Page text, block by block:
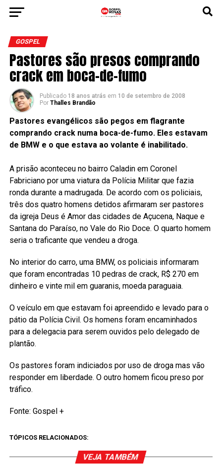
GOSPEL
Pastores são presos comprando
crack em boca-de-fumo
Publicado 18 anos atrás em 10 de setembro de 2008
Por Thalles Brandão
Pastores evangélicos são pegos em flagrante
comprando crack numa boca-de-fumo. Eles estavam
de BMW e o que estava ao volante é inabilitado.
A prisão aconteceu no bairro Caladin em Coronel
Fabriciano por uma viatura da Polícia Militar que fazia
ronda durante a madrugada. De acordo com os policiais,
três dos quatro homens detidos afirmaram ser pastores
da igreja Deus é Amor das cidades de Açucena, Naque e
Santana do Paraíso, no Vale do Rio Doce. O quarto homem
seria o traficante que vendeu a droga.
No interior do carro, uma BMW, os policiais informaram
que foram encontradas 10 pedras de crack, R$ 270 em
dinheiro e vinte mil em guaranis, moeda paraguaia.
O veículo em que estavam foi apreendido e levado para o
pátio da Polícia Civil. Os homens foram encaminhados
para a delegacia para serem ouvidos pelo delegado de
plantão.
Os pastores foram indiciados por uso de droga mas vão
responder em liberdade. O outro homem ficou preso por
tráfico.
Fonte: Gospel +
TÓPICOS RELACIONADOS:
VEJA TAMBÉM